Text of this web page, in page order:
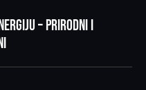
– prirodni i